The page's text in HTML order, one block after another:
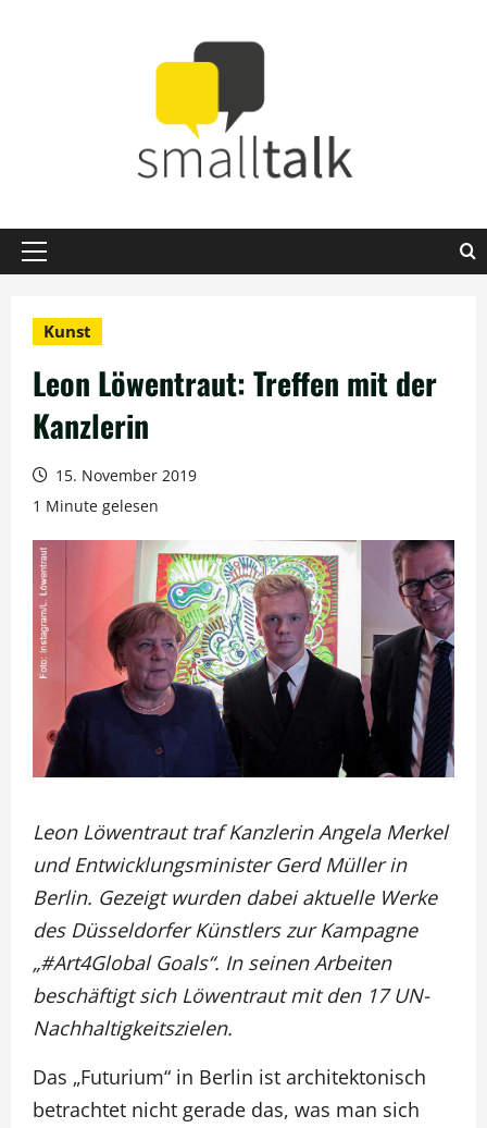
Primäres
Kunst
Leon Löwentraut: Treffen mit der
Kanzlerin
15. November 2019
1 Minute gelesen
Leon Löwentraut traf Kanzlerin Angela Merkel
und Entwicklungsminister Gerd Müller in
Berlin. Gezeigt wurden dabei aktuelle Werke
des Düsseldorfer Künstlers zur Kampagne
„#Art4Global Goals“. In seinen Arbeiten
beschäftigt sich Löwentraut mit den 17 UN-
Nachhaltigkeitszielen.
Das „Futurium“ in Berlin ist architektonisch
betrachtet nicht gerade das, was man sich